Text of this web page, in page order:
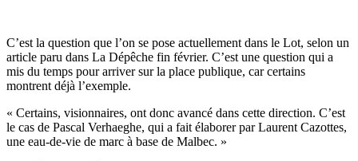
C’est la question que l’on se pose actuellement dans le Lot, selon un
article paru dans La Dépêche fin février. C’est une question qui a
mis du temps pour arriver sur la place publique, car certains
montrent déjà l’exemple.
« Certains, visionnaires, ont donc avancé dans cette direction. C’est
le cas de Pascal Verhaeghe, qui a fait élaborer par Laurent Cazottes,
une eau-de-vie de marc à base de Malbec. »